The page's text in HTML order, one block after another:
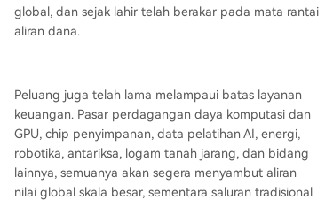
global, dan sejak lahir telah berakar pada mata rantai
aliran dana.
Peluang juga telah lama melampaui batas layanan
keuangan. Pasar perdagangan daya komputasi dan
GPU, chip penyimpanan, data pelatihan AI, energi,
robotika, antariksa, logam tanah jarang, dan bidang
lainnya, semuanya akan segera menyambut aliran
nilai global skala besar, sementara saluran tradisional